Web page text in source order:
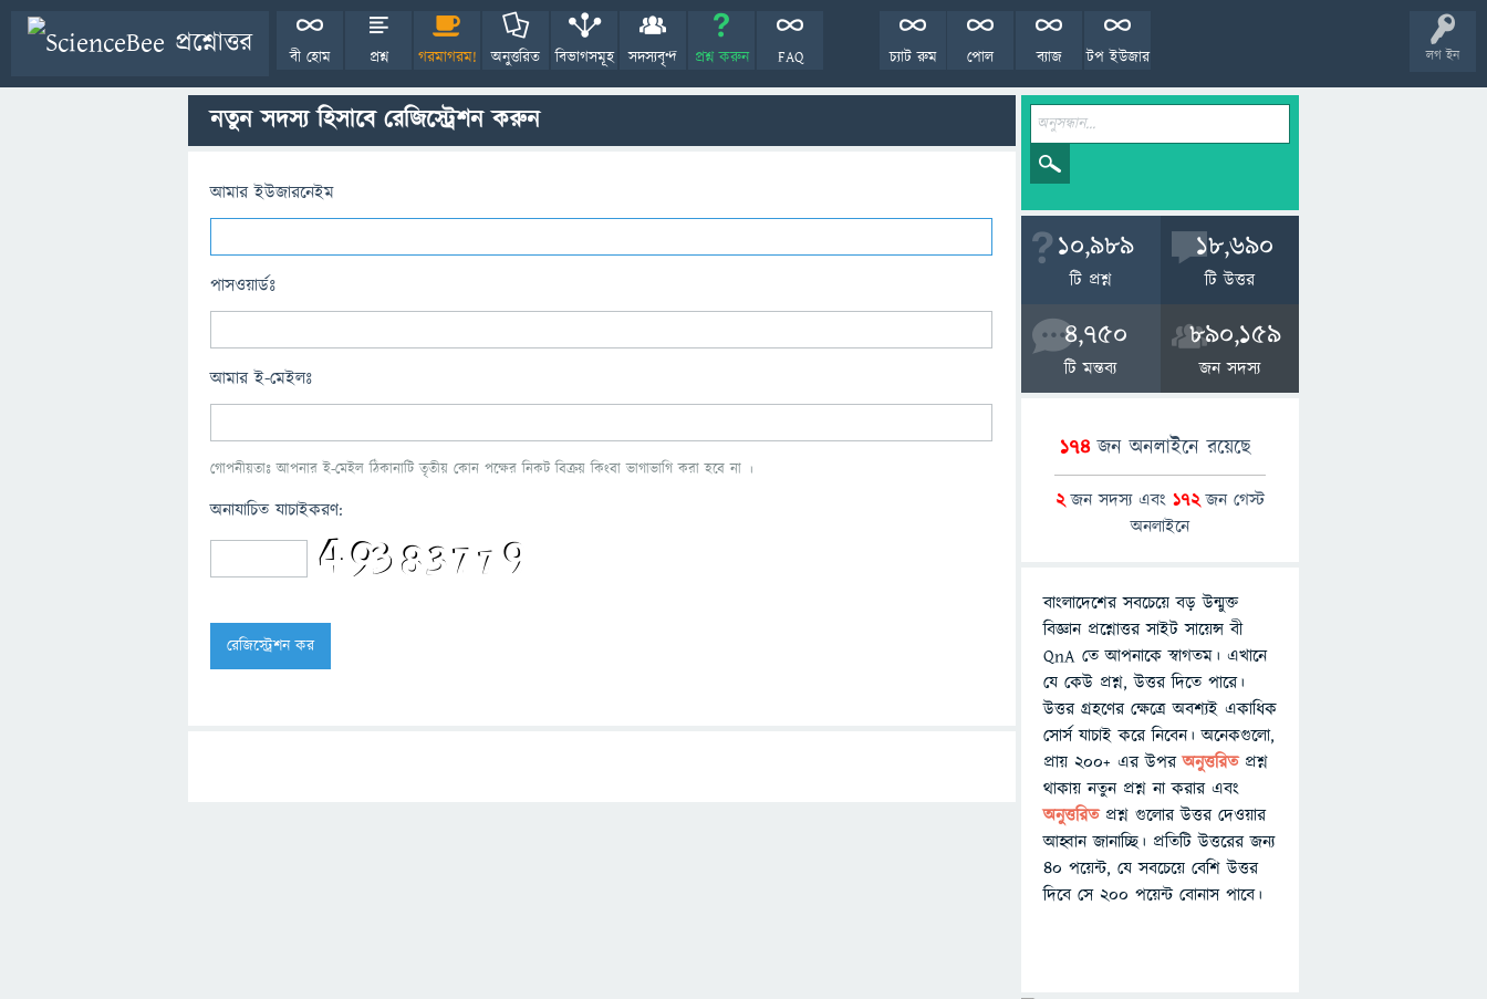
লগ ইন
বী হোম প্রশ্ন গরমাগরম! অনুত্তরিত বিভাগসমূহ সদস্যবৃন্দ প্রশ্ন করুন FAQ টপ ইউজার
ব্যাজ
পোল
চ্যাট রুম
নতুন সদস্য হিসাবে রেজিস্ট্রেশন করুন
আমার ইউজারনেইম
পাসওয়ার্ডঃ
আমার ই-মেইলঃ
গোপনীয়তাঃ আপনার ই-মেইল ঠিকানাটি তৃতীয় কোন পক্ষের নিকট বিক্রয় কিংবা ভাগাভাগি করা হবে না ।
অনাযাচিত যাচাইকরণ:
10,989
টি প্রশ্ন
18,690
টি উত্তর
4,750
টি মন্তব্য
890,159
জন সদস্য
174জন অনলাইনে রয়েছে
2জন সদস্য এবং 172জন গেস্ট
অনলাইনে
বাংলাদেশের সবচেয়ে বড় উন্মুক্ত
বিজ্ঞান প্রশ্নোত্তর সাইট সায়েন্স বী
QnA তে আপনাকে স্বাগতম। এখানে
যে কেউ প্রশ্ন, উত্তর দিতে পারে।
উত্তর গ্রহণের ক্ষেত্রে অবশ্যই একাধিক
সোর্স যাচাই করে নিবেন। অনেকগুলো,
প্রায় ২০০+ এর উপরঅনুত্তরিতপ্রশ্ন
থাকায় নতুন প্রশ্ন না করার এবং
অনুত্তরিত প্রশ্ন গুলোর উত্তর দেওয়ার
আহ্বান জানাচ্ছি। প্রতিটি উত্তরের জন্য
৪০ পয়েন্ট, যে সবচেয়ে বেশি উত্তর
দিবে সে ২০০ পয়েন্ট বোনাস পাবে।